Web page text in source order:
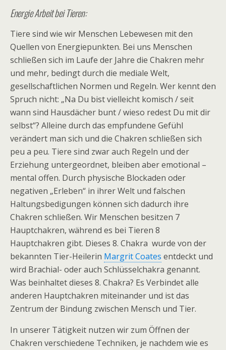
Energie Arbeit bei Tieren:
Tiere sind wie wir Menschen Lebewesen mit den
Quellen von Energiepunkten. Bei uns Menschen
schließen sich im Laufe der Jahre die Chakren mehr
und mehr, bedingt durch die mediale Welt,
gesellschaftlichen Normen und Regeln. Wer kennt den
Spruch nicht: „Na Du bist vielleicht komisch / seit
wann sind Hausdächer bunt / wieso redest Du mit dir
selbst“? Alleine durch das empfundene Gefühl
verändert man sich und die Chakren schließen sich
peu a peu. Tiere sind zwar auch Regeln und der
Erziehung untergeordnet, bleiben aber emotional –
mental offen. Durch physische Blockaden oder
negativen „Erleben“ in ihrer Welt und falschen
Haltungsbedigungen können sich dadurch ihre
Chakren schließen. Wir Menschen besitzen 7
Hauptchakren, während es bei Tieren 8
Hauptchakren gibt. Dieses 8. Chakra wurde von der
bekannten Tier-Heilerin Margrit Coates entdeckt und
wird Brachial- oder auch Schlüsselchakra genannt.
Was beinhaltet dieses 8. Chakra? Es Verbindet alle
anderen Hauptchakren miteinander und ist das
Zentrum der Bindung zwischen Mensch und Tier.
In unserer Tätigkeit nutzen wir zum Öffnen der
Chakren verschiedene Techniken, je nachdem wie es